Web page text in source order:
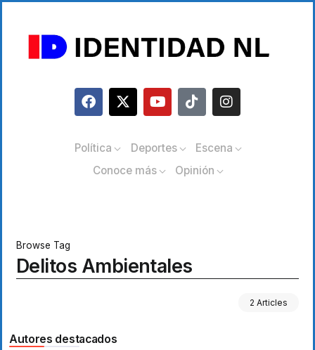
Política Deportes
Escena
Conoce más
Opinión
Browse Tag
Delitos Ambientales
2 Articles
Autores destacados